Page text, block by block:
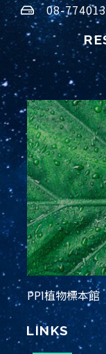
08-
PPI植物標本館
LINKS